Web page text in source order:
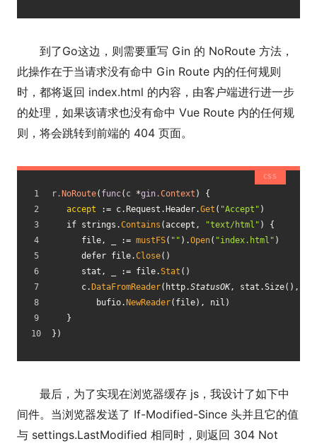
到了Go这边，则需要重写 Gin 的 NoRoute 方法，
此操作在于当请求没有命中 Gin Route 内的任何规则
时，都将返回 index.html 的内容，由客户端进行进一步
的处理，如果该请求也没有命中 Vue Route 内的任何规
则，将会跳转到前端的 404 页面。
r.NoRoute( func( c *gin.Context ) {
accept
:= c.Request.Header.Get ( "Accept" )
   if strings.
Contains (accept, "text/html" ) {
      file, _ :=
mustFS( "" ).Open( "index.html" )
      defer file.
Close()
      stat, _ := file.
Stat ()
      c.
DataFromReader(http.StatusOK, stat.Size(),
         bufio.
NewReader(file), nil)
   }
})
最后，为了实现在浏览器缓存 js，我设计了如下中
间件。当浏览器发送了 If-Modified-Since 头并且它的值
与 settings.LastModified 相同时，则返回 304 Not